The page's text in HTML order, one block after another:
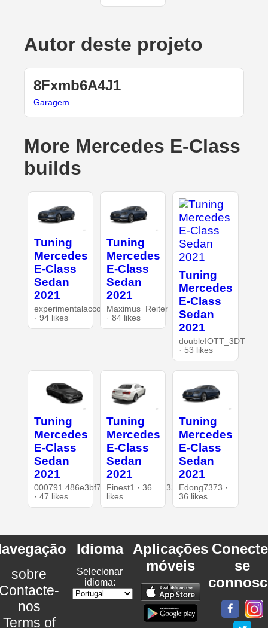
Autor deste projeto
8Fxmb6A4J1
Garagem
More Mercedes E-Class
builds
Tuning
Mercedes
E-Class
Sedan
2021
experimentalaccount
· 94 likes
Tuning
Mercedes
E-Class
Sedan
2021
Maximus_Reiter
· 84 likes
Tuning
Mercedes
E-Class
Sedan
2021
doubleIOTT_3DT
· 53 likes
Tuning
Mercedes
E-Class
Sedan
2021
000791.486e3bf7c1e44ce3bc386b33bf7d334e.0016
· 47 likes
Tuning
Mercedes
E-Class
Sedan
2021
Finest1 · 36
likes
Tuning
Mercedes
E-Class
Sedan
2021
Edong7373 ·
36 likes
sobre
nos
Terms of
Idioma
Selecionar
idioma:
Aplicações
móveis
se